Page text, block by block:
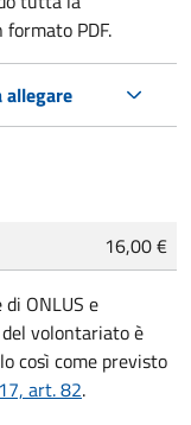
PDF.
allegare
16,00 €
ONLUS e
volontariato è
così come previsto
art. 82.